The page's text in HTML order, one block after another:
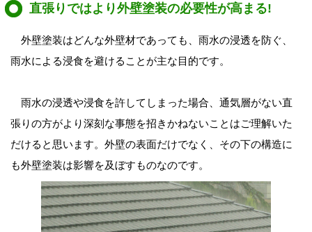
直張りではより外壁塗装の必要性が高まる!
外壁塗装はどんな外壁材であっても、雨水の浸透を防ぐ、
雨水による浸食を避けることが主な目的です。
雨水の浸透や浸食を許してしまった場合、通気層がない直
張りの方がより深刻な事態を招きかねないことはご理解いた
だけると思います。外壁の表面だけでなく、その下の構造に
も外壁塗装は影響を及ぼすものなのです。